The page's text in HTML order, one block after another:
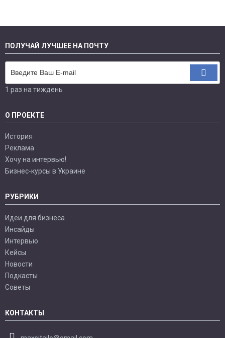
ПОЛУЧАЙ ЛУЧШЕЕ НА ПОЧТУ
1 раз на тиждень
О ПРОЕКТЕ
История
Реклама
Хочу на интервью!
Бизнес-курсы в Украине
РУБРИКИ
Идеи для бизнеса
Инсайды
Интервью
Кейсы
Новости
Подкасты
Советы
КОНТАКТЫ